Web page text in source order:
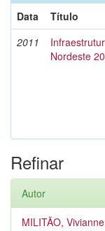
Data
Título
2011
Nordeste
Refinar
Autor
MILITÃO,